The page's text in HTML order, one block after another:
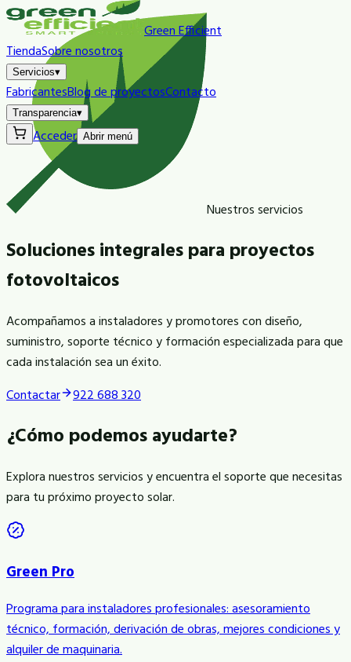
Green Efficient
TiendaSobre nosotros
Servicios▾
FabricantesBlog de proyectosContacto
Transparencia▾
Acceder Abrir menú
Nuestros servicios
Soluciones integrales para proyectos
fotovoltaicos
Acompañamos a instaladores y promotores con diseño,
suministro, soporte técnico y formación especializada para que
cada instalación sea un éxito.
Contactar
922 688 320
¿Cómo podemos ayudarte?
Explora nuestros servicios y encuentra el soporte que necesitas
para tu próximo proyecto solar.
Green Pro
Programa para instaladores profesionales: asesoramiento
técnico, formación, derivación de obras, mejores condiciones y
alquiler de maquinaria.